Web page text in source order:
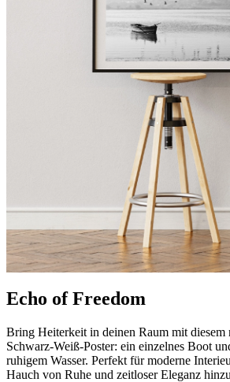
Echo of Freedom
Bring Heiterkeit in deinen Raum mit diesem
Schwarz-Weiß-Poster: ein einzelnes Boot
ruhigem Wasser. Perfekt für moderne
Hauch von Ruhe und zeitloser Eleganz